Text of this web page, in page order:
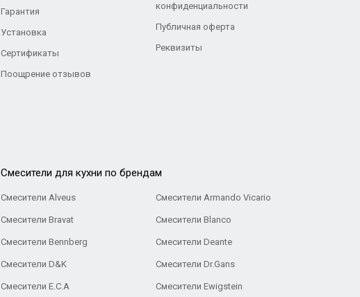
Гарантия
Установка
Сертификаты
Поощрение отзывов
конфиденциальности
Публичная оферта
Реквизиты
Cмесители для кухни по брендам
Смесители Alveus Смесители Armando Vicario
Смесители Bravat Смесители Blanco
Смесители Bennberg Смесители Deante
Смесители D&K Смесители Dr.Gans
Смесители E.C.A Cмесители Ewigstein